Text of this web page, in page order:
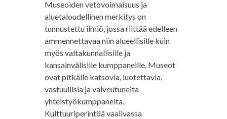
Museoiden vetovoimaisuus ja
aluetaloudellinen merkitys on
tunnustettu ilmiö, jossa riittää edelleen
ammennettavaa niin alueellisille kuin
myös valtakunnallisille ja
kansainvälisille kumppaneille. Museot
ovat pitkälle katsovia, luotettavia,
vastuullisia ja valveutuneita
yhteistyökumppaneita.
Kulttuuriperintöä vaalivassa